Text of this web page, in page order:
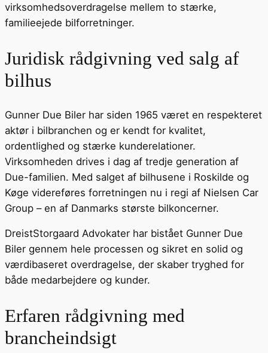
virksomhedsoverdragelse mellem to stærke,
familieejede bilforretninger.
Juridisk rådgivning ved salg af
bilhus
Gunner Due Biler har siden 1965 været en respekteret
aktør i bilbranchen og er kendt for kvalitet,
ordentlighed og stærke kunderelationer.
Virksomheden drives i dag af tredje generation af
Due-familien. Med salget af bilhusene i Roskilde og
Køge videreføres forretningen nu i regi af Nielsen Car
Group – en af Danmarks største bilkoncerner.
DreistStorgaard Advokater har bistået Gunner Due
Biler gennem hele processen og sikret en solid og
værdibaseret overdragelse, der skaber tryghed for
både medarbejdere og kunder.
Erfaren rådgivning med
brancheindsigt